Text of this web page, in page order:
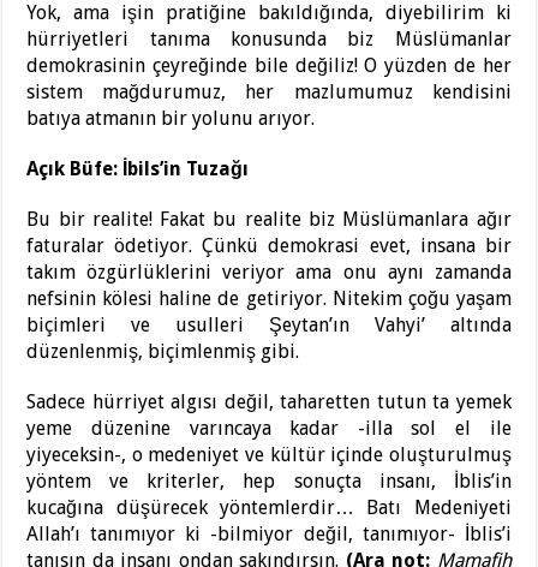
Yok, ama işin pratiğine bakıldığında, diyebilirim ki
hürriyetleri tanıma konusunda biz Müslümanlar
demokrasinin çeyreğinde bile değiliz! O yüzden de her
sistem mağdurumuz, her mazlumumuz kendisini
batıya atmanın bir yolunu arıyor.
Açık Büfe: İbils’in Tuzağı
Bu bir realite! Fakat bu realite biz Müslümanlara ağır
faturalar ödetiyor. Çünkü demokrasi evet, insana bir
takım özgürlüklerini veriyor ama onu aynı zamanda
nefsinin kölesi haline de getiriyor. Nitekim çoğu yaşam
biçimleri ve usulleri Şeytan’ın Vahyi’ altında
düzenlenmiş, biçimlenmiş gibi.
Sadece hürriyet algısı değil, taharetten tutun ta yemek
yeme düzenine varıncaya kadar -illa sol el ile
yiyeceksin-, o medeniyet ve kültür içinde oluşturulmuş
yöntem ve kriterler, hep sonuçta insanı, İblis’in
kucağına düşürecek yöntemlerdir… Batı Medeniyeti
Allah’ı tanımıyor ki -bilmiyor değil, tanımıyor- İblis’i
tanısın da insanı ondan sakındırsın. (Ara not: Mamafih